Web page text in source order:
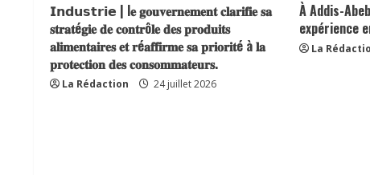
𝗜𝗻𝗱𝘂𝘀𝘁𝗿𝗶𝗲 | l𝐞 𝐠𝐨𝐮𝐯𝐞𝐫𝐧𝐞𝐦𝐞𝐧𝐭 𝐜𝐥𝐚𝐫𝐢𝐟𝐢𝐞 𝐬𝐚
𝐬𝐭𝐫𝐚𝐭é𝐠𝐢𝐞 𝐝𝐞 𝐜𝐨𝐧𝐭𝐫ô𝐥𝐞 𝐝𝐞𝐬 𝐩𝐫𝐨𝐝𝐮𝐢𝐭𝐬
𝐚𝐥𝐢𝐦𝐞𝐧𝐭𝐚𝐢𝐫𝐞𝐬 𝐞𝐭 𝐫é𝐚𝐟𝐟𝐢𝐫𝐦𝐞 𝐬𝐚 𝐩𝐫𝐢𝐨𝐫𝐢𝐭é à 𝐥𝐚
𝐩𝐫𝐨𝐭𝐞𝐜𝐭𝐢𝐨𝐧 𝐝𝐞𝐬 𝐜𝐨𝐧𝐬𝐨𝐦𝐦𝐚𝐭𝐞𝐮𝐫𝐬.
La Rédaction 24 juillet 2026
À Addis-
expérience
La